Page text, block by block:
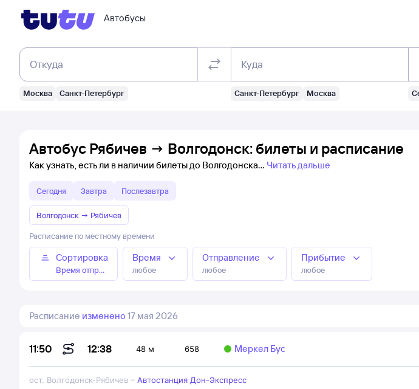
Автобусы
Откуда
Москва Санкт-Петербург
Куда
Санкт-Петербург Москва
Автобус Рябичев → Волгодонск: билеты и расписание
Как узнать, есть ли в наличии билеты до Волгодонска Читать дальше
Сегодня Завтра Послезавтра
Волгодонск → Рябичев
Расписание по местному времени
Сортировка
Время отправления
Время
любое
Отправление
любое
Прибытие
любое
Расписание изменено 17 мая 2026
11:50 12:38 48 м 658 Меркел Бус
ост. Волгодонск-Рябичев – Автостанция Дон-Экспресс